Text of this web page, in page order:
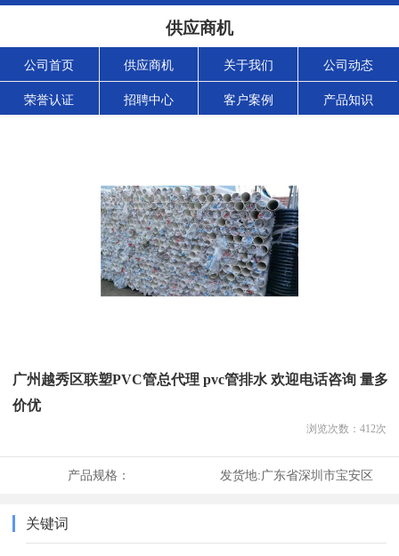
供应商机
公司首页 供应商机 关于我们 公司动态
荣誉认证 招聘中心 客户案例 产品知识
广州越秀区联塑PVC管总代理 pvc管排水 欢迎电话咨询 量多
价优
浏览次数： 412次
产品规格： 发货地:广东省深圳市宝安区
关键词